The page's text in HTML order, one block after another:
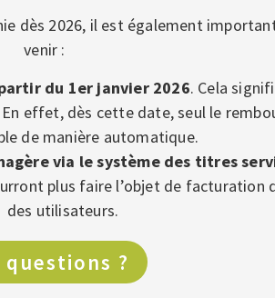
dès 2026, il est également
venir :
du 1er janvier 2026. Cela
effet, dès cette date, seul le
de manière automatique.
via le système des titres
plus faire l’objet de facturation
des utilisateurs.
questions ?